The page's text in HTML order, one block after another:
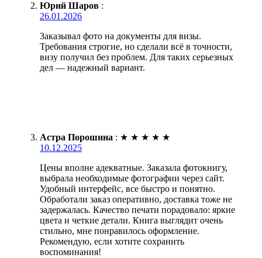
Юрий Шаров :
26.01.2026
Заказывал фото на документы для визы.
Требования строгие, но сделали всё в точности,
визу получил без проблем. Для таких серьезных
дел — надежный вариант.
Астра Порошина : ★ ★ ★ ★ ★
10.12.2025
Цены вполне адекватные. Заказала фотокнигу,
выбрала необходимые фотографии через сайт.
Удобный интерфейс, все быстро и понятно.
Обработали заказ оперативно, доставка тоже не
задержалась. Качество печати порадовало: яркие
цвета и четкие детали. Книга выглядит очень
стильно, мне понравилось оформление.
Рекомендую, если хотите сохранить
воспоминания!